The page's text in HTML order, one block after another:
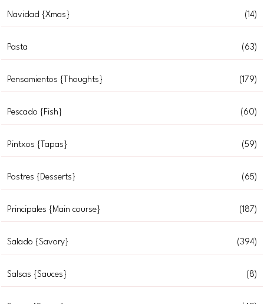
Navidad {Xmas} (14)
Pasta (63)
Pensamientos {Thoughts} (179)
Pescado {Fish} (60)
Pintxos {Tapas} (59)
Postres {Desserts} (65)
Principales {Main course} (187)
Salado {Savory} (394)
Salsas {Sauces} (8)